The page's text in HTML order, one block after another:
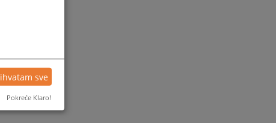
sve
Pokreće Klaro!